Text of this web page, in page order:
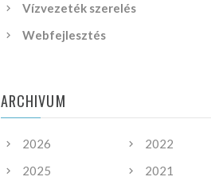
Vízvezeték szerelés
Webfejlesztés
ARCHIVUM
2026
2025
2022
2021